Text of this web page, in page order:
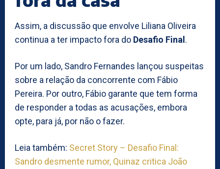
Assim, a discussão que envolve Liliana Oliveira
continua a ter impacto fora do Desafio Final .
Por um lado, Sandro Fernandes lançou suspeitas
sobre a relação da concorrente com Fábio
Pereira. Por outro, Fábio garante que tem forma
de responder a todas as acusações, embora
opte, para já, por não o fazer.
Leia também: Secret Story – Desafio Final:
Sandro desmente rumor, Quinaz critica João